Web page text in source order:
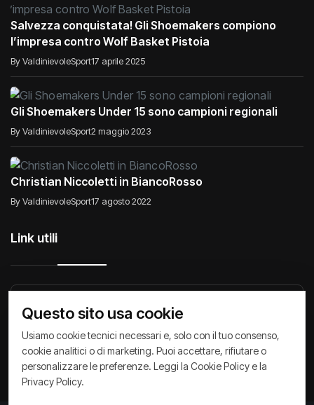
Salvezza conquistata! Gli Shoemakers compiono
l’impresa contro Wolf Basket Pistoia
By ValdinievoleSport17 aprile 2025
Gli Shoemakers Under 15 sono campioni regionali
By ValdinievoleSport2 maggio 2023
Christian Niccoletti in BiancoRosso
By ValdinievoleSport17 agosto 2022
Link utili
Raccontiamo di Noi Comunicati
Privacy Policy Cookie Policy Archivio News
Questo sito usa cookie
Usiamo cookie tecnici necessari e, solo con il tuo consenso,
cookie analitici o di marketing. Puoi accettare, rifiutare o
personalizzare le preferenze. Leggi la Cookie Policy e la
Privacy Policy.